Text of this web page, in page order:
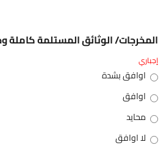
المخرجات/ الوثائق المستلمة كاملة
إجباري
اوافق بشدة
اوافق
محايد
لا اوافق